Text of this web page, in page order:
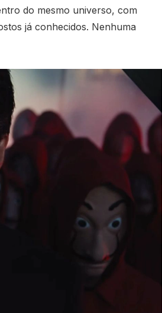
do mesmo universo, com
já conhecidos. Nenhuma